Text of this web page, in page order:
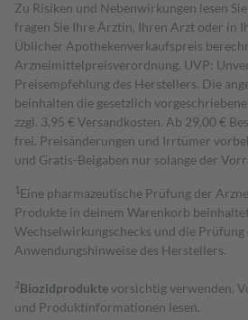
Zu Risiken und Nebenwirkungen lesen
fragen Sie Ihre Ärztin, Ihren Arzt oder in
Üblicher Apothekenverkaufspreis
Arzneimittelpreisverordnung. UVP:
Preisempfehlung des Herstellers. Die
beinhalten die gesetzlich
zzgl. 3,95 € Versandkosten. Ab 29,00 €
frei. Preisänderungen und Irrtümer
und Gratis-Beigaben nur solange der
1 Eine pharmazeutische Prüfung der
Produkte in deinem Warenkorb
Wechselwirkungschecks und die Prüfung
Anwendungshinweise des Herstellers.
2Biozidproduktevorsichtig verwenden.
und Produktinformationen lesen.